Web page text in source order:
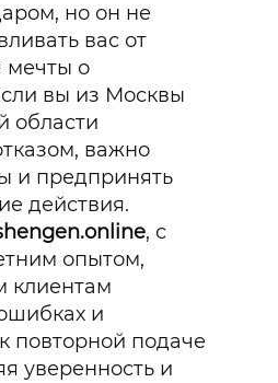
но он не
вас от
мечты о
вы из Москвы
области
важно
и предпринять
действия.
, с
опытом,
клиентам
и
повторной подаче
уверенность и